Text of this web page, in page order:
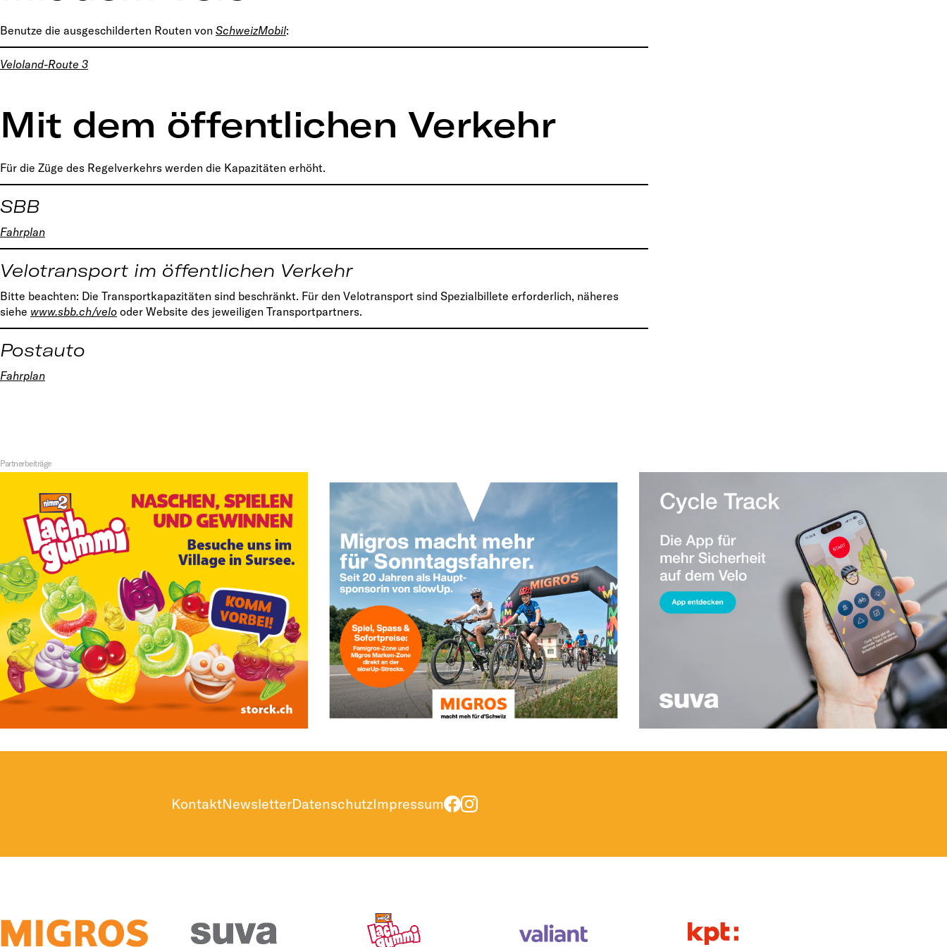
Benutze die ausgeschilderten Routen von SchweizMobil:
Veloland-Route 3
Mit dem öffentlichen Verkehr
Für die Züge des Regelverkehrs werden die Kapazitäten erhöht.
SBB
Fahrplan
Velotransport im öffentlichen Verkehr
Bitte beachten: Die Transportkapazitäten sind beschränkt. Für den Velotransport sind Spezialbillete erforderlich, näheres
siehe www.sbb.ch/velo oder Website des jeweiligen Transportpartners.
Postauto
Fahrplan
Partnerbeiträge
KontaktNewsletterDatenschutzImpressum